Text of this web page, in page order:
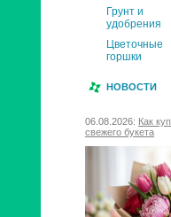
Грунт и
удобрения
Цветочные
горшки
НОВОСТИ
06.08.2026: Как
свежего букета